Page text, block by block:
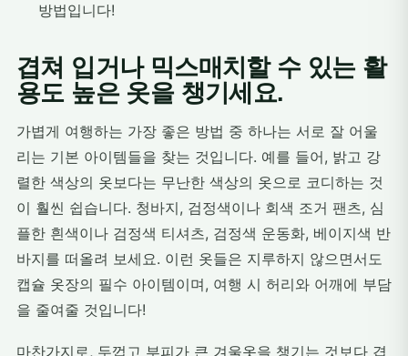
방법입니다!
겹쳐 입거나 믹스매치할 수 있는 활
용도 높은 옷을 챙기세요.
가볍게 여행하는 가장 좋은 방법 중 하나는 서로 잘 어울
리는 기본 아이템들을 찾는 것입니다. 예를 들어, 밝고 강
렬한 색상의 옷보다는 무난한 색상의 옷으로 코디하는 것
이 훨씬 쉽습니다. 청바지, 검정색이나 회색 조거 팬츠, 심
플한 흰색이나 검정색 티셔츠, 검정색 운동화, 베이지색 반
바지를 떠올려 보세요. 이런 옷들은 지루하지 않으면서도
캡슐 옷장의 필수 아이템이며, 여행 시 허리와 어깨에 부담
을 줄여줄 것입니다!
마찬가지로, 두껍고 부피가 큰 겨울옷을 챙기는 것보다 겹